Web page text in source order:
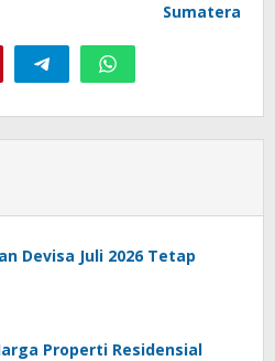
Sumatera
Devisa Juli 2026 Tetap
Properti Residensial